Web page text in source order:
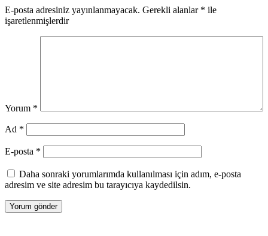
E-posta adresiniz yayınlanmayacak. Gerekli alanlar * ile
işaretlenmişlerdir
Yorum *
Ad *
E-posta *
Daha sonraki yorumlarımda kullanılması için adım, e-posta
adresim ve site adresim bu tarayıcıya kaydedilsin.